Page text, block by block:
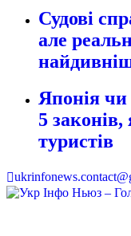
Судові
але
Японія чи
5
туристів